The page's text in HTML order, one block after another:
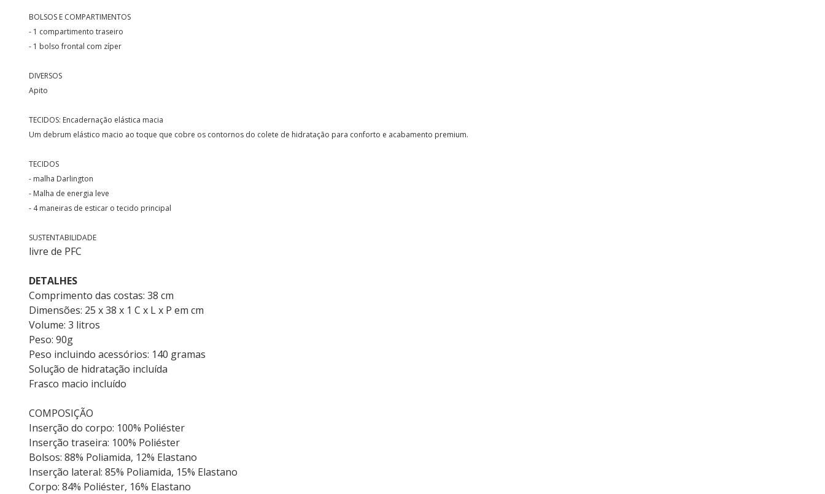
BOLSOS E COMPARTIMENTOS
- 1 compartimento traseiro
- 1 bolso frontal com zíper
DIVERSOS
Apito
TECIDOS: Encadernação elástica macia
Um debrum elástico macio ao toque que cobre os contornos do colete de hidratação para conforto e acabamento premium.
TECIDOS
- malha Darlington
- Malha de energia leve
- 4 maneiras de esticar o tecido principal
SUSTENTABILIDADE
livre de PFC
DETALHES
Comprimento das costas: 38 cm
Dimensões: 25 x 38 x 1 C x L x P em cm
Volume: 3 litros
Peso: 90g
Peso incluindo acessórios: 140 gramas
Solução de hidratação incluída
Frasco macio incluído
COMPOSIÇÃO
Inserção do corpo: 100% Poliéster
Inserção traseira: 100% Poliéster
Bolsos: 88% Poliamida, 12% Elastano
Inserção lateral: 85% Poliamida, 15% Elastano
Corpo: 84% Poliéster, 16% Elastano